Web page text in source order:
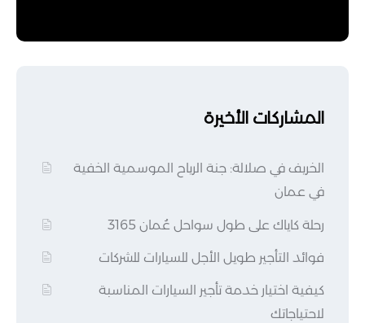
المشاركات الأخيرة
الخريف في صلالة: جنة الرياح الموسمية الخفية
في عمان
رحلة كاياك على طول سواحل عُمان 3165
فوائد التأجير طويل الأجل للسيارات للشركات
كيفية اختيار خدمة تأجير السيارات المناسبة
لاحتياجاتك